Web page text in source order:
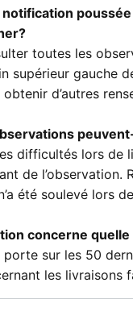
notification
toutes les
supérieur gauche
d’autres
difficultés lors de
de
été soulevé lors
concerne
porte sur les 50
les livraisons